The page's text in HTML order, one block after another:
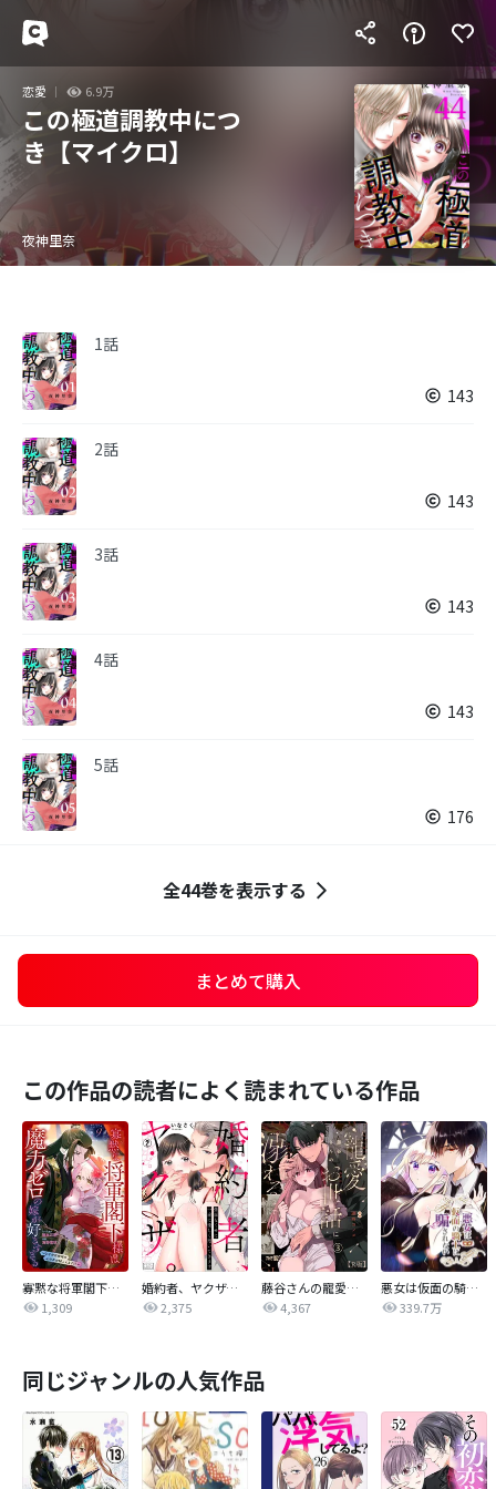
恋愛 6.9万
この極道調教中につ
き【マイクロ】
夜神里奈
1話
143
2話
143
3話
143
4話
143
5話
176
全44巻を表示する
まとめて購入
この作品の読者によく読まれている作品
寡黙な将軍閣下様は魔力ゼロの嫁が好きすぎる～なぜか旦那様の心の声が聞こえます！？～［1話売り］
1,309
婚約者、ヤクザ。～強面なくせに一途に優しく抱いてきます
2,375
藤谷さんの寵愛お世話に溺れるまで【R版】
4,367
悪女は仮面の騎士に騙されない
339.7万
同じジャンルの人気作品